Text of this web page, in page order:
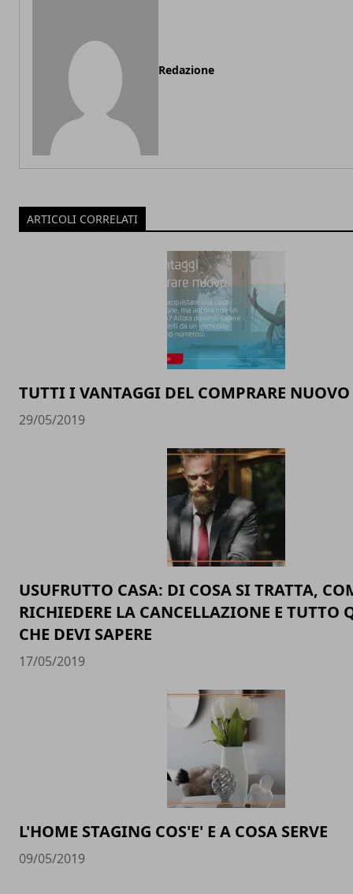
Redazione
ARTICOLI CORRELATI
TUTTI I VANTAGGI DEL COMPRARE NUOVO
29/05/2019
USUFRUTTO CASA: DI COSA SI TRATTA,
RICHIEDERE LA CANCELLAZIONE E TUTTO
CHE DEVI SAPERE
17/05/2019
L'HOME STAGING COS'E' E A COSA SERVE
09/05/2019